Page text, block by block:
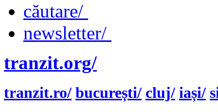
căutare/
newsletter/
tranzit.org/
tranzit.ro/ bucurești/ cluj/ iași/